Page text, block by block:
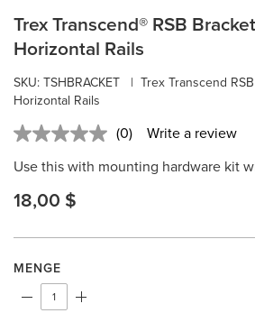
Trex Transcend® RSB
Horizontal Rails
SKU: TSHBRACKET | Trex Transcend
Horizontal Rails
No
value.
(0)
Write a review
Use this with mounting hardware kit
18,00 $
MENGE